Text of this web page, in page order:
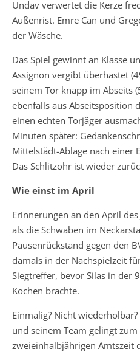
Undav verwertet die Kerze
Außenrist. Emre Can und
der Wäsche.
Das Spiel gewinnt an Klasse
Assignon vergibt überhastet
seinem Tor knapp im Abseits
ebenfalls aus Abseitsposition
einen echten Torjäger
Minuten später:
Mittelstädt-Ablage nach einer
Das Schlitzohr ist wieder
Wie einst im April
Erinnerungen an den April
als die Schwaben im
Pausenrückstand gegen den
damals in der Nachspielzeit
Siegtreffer, bevor Silas in der
Kochen brachte.
Einmalig? Nicht
und seinem Team gelingt
zweieinhalbjährigen Amtszeit